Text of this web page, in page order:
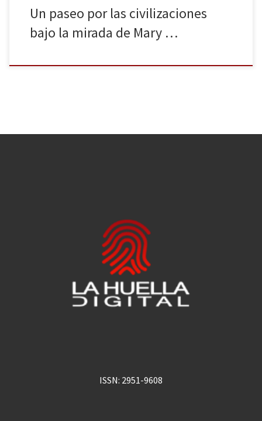
Un paseo por las civilizaciones
bajo la mirada de Mary …
ISSN: 2951-9608